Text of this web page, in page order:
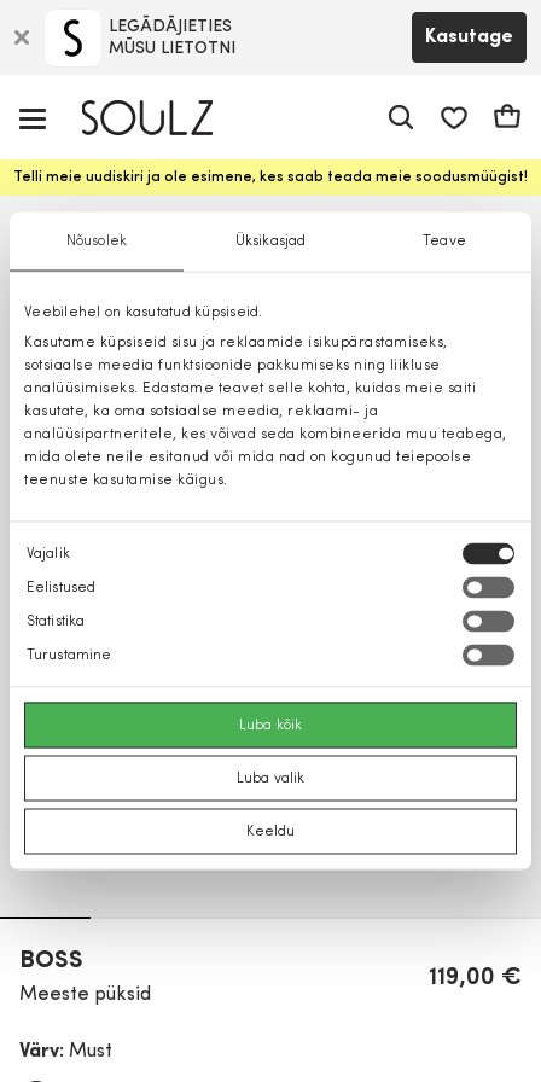
Nõusolek Üksikasjad Teave
Veebilehel on kasutatud küpsiseid.
Kasutame küpsiseid sisu ja reklaamide isikupärastamiseks,
sotsiaalse meedia funktsioonide pakkumiseks ning liikluse
analüüsimiseks. Edastame teavet selle kohta, kuidas meie saiti
kasutate, ka oma sotsiaalse meedia, reklaami- ja
analüüsipartneritele, kes võivad seda kombineerida muu teabega,
mida olete neile esitanud või mida nad on kogunud teiepoolse
teenuste kasutamise käigus.
Nõusoleku
valik
Vajalik
Eelistused
Statistika
Turustamine
Luba kõik
Luba valik
Keeldu
LEGĀDĀJIETIES
MŪSU LIETOTNI
Kasutage
Telli meie uudiskiri ja ole esimene, kes saab teada meie soodusmüügist!
BOSS
Meeste püksid
119,00 €
Värv: Must